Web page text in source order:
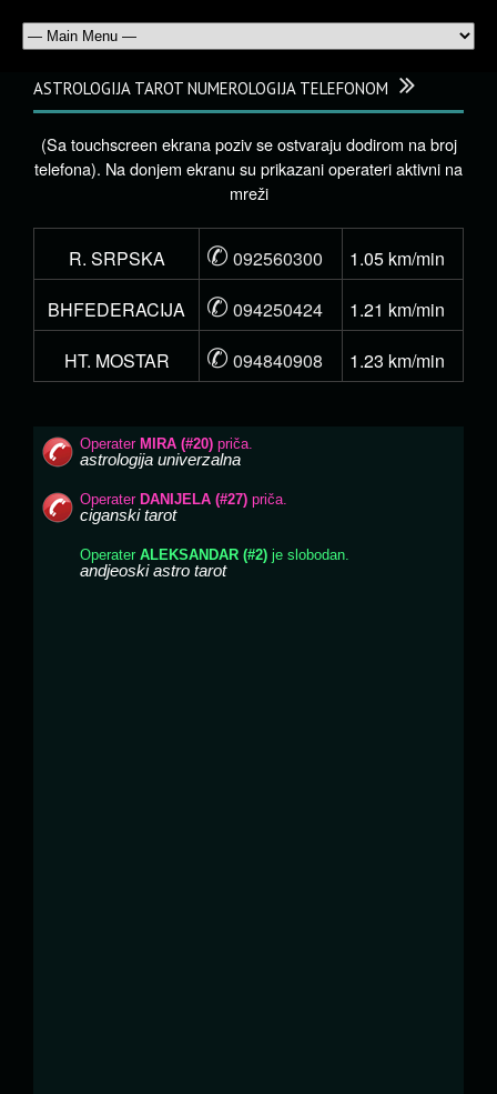
ASTROLOGIJA TAROT NUMEROLOGIJA TELEFONOM
(Sa touchscreen ekrana poziv se ostvaraju dodirom na broj
telefona). Na donjem ekranu su prikazani operateri aktivni na
mreži
R. SRPSKA ✆ 092560300
1.05 km/min
BHFEDERACIJA
✆ 094250424
1.21 km/min
HT. MOSTAR
✆ 094840908 1.23 km/min